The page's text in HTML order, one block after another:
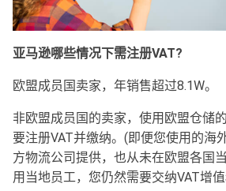
亚马逊哪些情况下需注册VAT?
欧盟成员国卖家，年销售超过8.1W。
非欧盟成员国的卖家，使用欧盟仓储
要注册VAT并缴纳。(即便您使用的海
方物流公司提供，也从未在欧盟各国
用当地员工，您仍然需要交纳VAT增